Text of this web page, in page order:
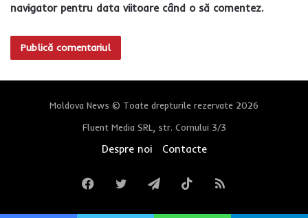
navigator pentru data viitoare când o să comentez.
Moldova News © Toate drepturile rezervate 2026
Fluent Media SRL, str. Cornului 3/3
Despre noi Contacte
FacebookTwitterTelegramTikTokRSS